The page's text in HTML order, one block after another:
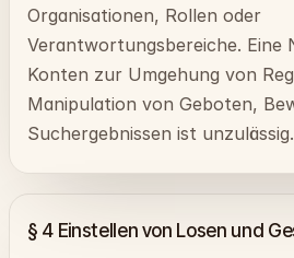
Organisationen, Rollen oder
Verantwortungsbereiche. Eine
Konten zur Umgehung von
Manipulation von Geboten,
Suchergebnissen ist unzulässig.
§ 4 Einstellen von Losen und